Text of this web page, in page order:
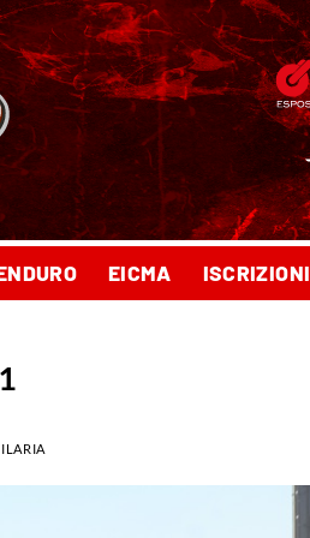
EICMA ISCRIZIONI
ILARIA